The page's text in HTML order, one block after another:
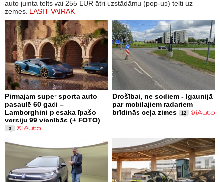
auto jumta telts vai 255 EUR ātri uzstādāmu (pop-up) telti uz
zemes. LASĪT VAIRĀK
Pirmajam super sporta auto
pasaulē 60 gadi –
Lamborghini piesaka īpašo
versiju 99 vienībās (+ FOTO)
3
Drošībai, ne sodiem - Igaunijā
par mobilajiem radariem
brīdinās ceļa zimes
12